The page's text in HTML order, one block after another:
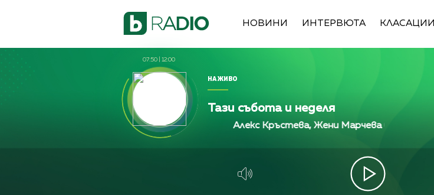
НОВИНИ ИНТЕРВЮТА КЛАСАЦИИ
07:50 12:00
НА ЖИВО
Тази събота и неделя
Алекс Кръстева, Жени Марчева и Диана Любенова